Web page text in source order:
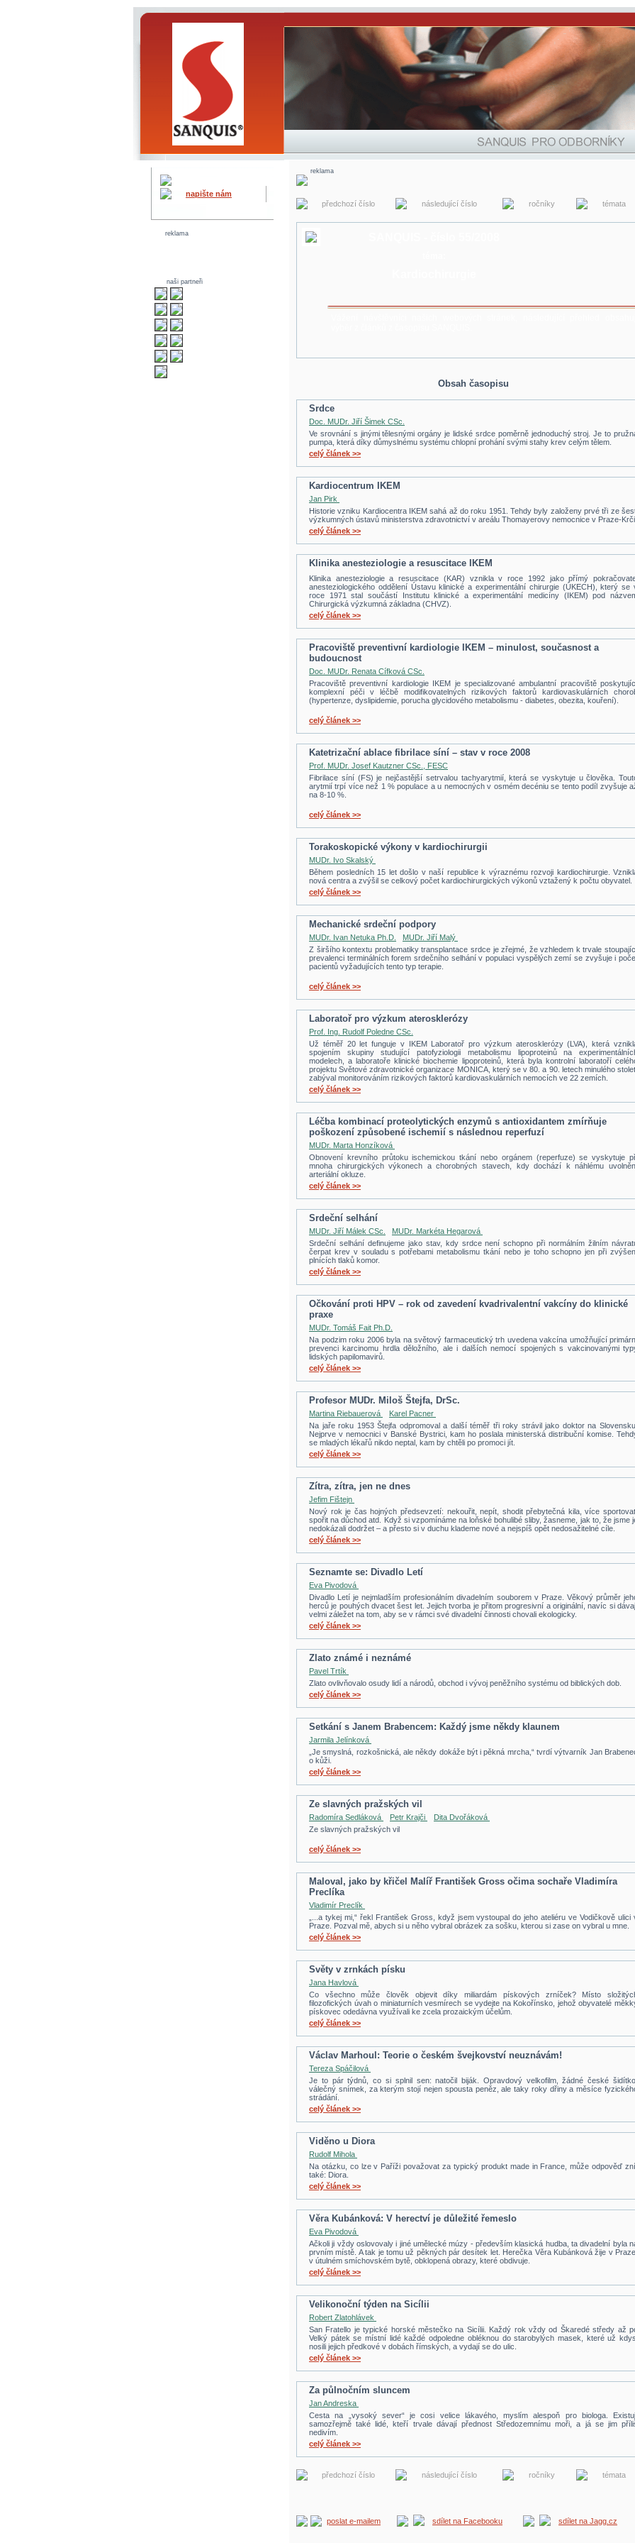
napište nám
reklama
naši partneři
reklama
předchozí číslo následující číslo ročníky témata
Obsah časopisu
Srdce
Doc. MUDr. Jiří Šimek CSc.
Ve srovnání s jinými tělesnými orgány je lidské srdce poměrně jednoduchý stroj. Je to
pumpa, která díky důmyslnému systému chlopní prohání svými stahy krev celým tělem.
celý článek >>
Kardiocentrum IKEM
Jan Pirk
Historie vzniku Kardiocentra IKEM sahá až do roku 1951. Tehdy byly založeny prvé tři ze
výzkumných ústavů ministerstva zdravotnictví v areálu Thomayerovy nemocnice v Praze-Krči.
celý článek >>
Klinika anesteziologie a resuscitace IKEM
Klinika anesteziologie a resuscitace (KAR) vznikla v roce 1992 jako přímý
anesteziologického oddělení Ústavu klinické a experimentální chirurgie (ÚKECH), který se
roce 1971 stal součástí Institutu klinické a experimentální medicíny (IKEM) pod
Chirurgická výzkumná základna (CHVZ).
celý článek >>
Pracoviště preventivní kardiologie IKEM – minulost, současnost a
budoucnost
Doc. MUDr. Renata Cífková CSc.
Pracoviště preventivní kardiologie IKEM je specializované ambulantní pracoviště
komplexní péči v léčbě modifikovatelných rizikových faktorů kardiovaskulárních
(hypertenze, dyslipidemie, porucha glycidového metabolismu - diabetes, obezita, kouření).
celý článek >>
Katetrizační ablace fibrilace síní – stav v roce 2008
Prof. MUDr. Josef Kautzner CSc., FESC
Fibrilace síní (FS) je nejčastější setrvalou tachyarytmií, která se vyskytuje u člověka.
arytmií trpí více než 1 % populace a u nemocných v osmém decéniu se tento podíl zvyšuje
na 8-10 %.
celý článek >>
Torakoskopické výkony v kardiochirurgii
MUDr. Ivo Skalský
Během posledních 15 let došlo v naší republice k výraznému rozvoji kardiochirurgie.
nová centra a zvýšil se celkový počet kardiochirurgických výkonů vztažený k počtu obyvatel.
celý článek >>
Mechanické srdeční podpory
MUDr. Ivan Netuka Ph.D.
MUDr. Jiří Malý
Z širšího kontextu problematiky transplantace srdce je zřejmé, že vzhledem k trvale
prevalenci terminálních forem srdečního selhání v populaci vyspělých zemí se zvyšuje i
pacientů vyžadujících tento typ terapie.
celý článek >>
Laboratoř pro výzkum aterosklerózy
Prof. Ing. Rudolf Poledne CSc.
Už téměř 20 let funguje v IKEM Laboratoř pro výzkum aterosklerózy (LVA), která
spojením skupiny studující patofyziologii metabolismu lipoproteinů na
modelech, a laboratoře klinické biochemie lipoproteinů, která byla kontrolní laboratoří
projektu Světové zdravotnické organizace MONICA, který se v 80. a 90. letech minulého
zabýval monitorováním rizikových faktorů kardiovaskulárních nemocích ve 22 zemích.
celý článek >>
Léčba kombinací proteolytických enzymů s antioxidantem zmírňuje
poškození způsobené ischemií s následnou reperfuzí
MUDr. Marta Honzíková
Obnovení krevního průtoku ischemickou tkání nebo orgánem (reperfuze) se vyskytuje
mnoha chirurgických výkonech a chorobných stavech, kdy dochází k náhlému
arteriální okluze.
celý článek >>
Srdeční selhání
MUDr. Jiří Málek CSc.
MUDr. Markéta Hegarová
Srdeční selhání definujeme jako stav, kdy srdce není schopno při normálním žilním
čerpat krev v souladu s potřebami metabolismu tkání nebo je toho schopno jen při
plnících tlaků komor.
celý článek >>
Očkování proti HPV – rok od zavedení kvadrivalentní vakcíny do klinické
praxe
MUDr. Tomáš Fait Ph.D.
Na podzim roku 2006 byla na světový farmaceutický trh uvedena vakcína umožňující
prevenci karcinomu hrdla děložního, ale i dalších nemocí spojených s vakcinovanými
lidských papilomavirů.
celý článek >>
Profesor MUDr. Miloš Štejfa, DrSc.
Martina Riebauerová
Karel Pacner
Na jaře roku 1953 Štejfa odpromoval a další téměř tři roky strávil jako doktor na Slovensku.
Nejprve v nemocnici v Banské Bystrici, kam ho poslala ministerská distribuční komise.
se mladých lékařů nikdo neptal, kam by chtěli po promoci jít.
celý článek >>
Zítra, zítra, jen ne dnes
Jefim Fištejn
Nový rok je čas hojných předsevzetí: nekouřit, nepít, shodit přebytečná kila, více sportovat,
spořit na důchod atd. Když si vzpomínáme na loňské bohulibé sliby, žasneme, jak to, že jsme
nedokázali dodržet – a přesto si v duchu klademe nové a nejspíš opět nedosažitelné cíle.
celý článek >>
Seznamte se: Divadlo Letí
Eva Pivodová
Divadlo Letí je nejmladším profesionálním divadelním souborem v Praze. Věkový průměr
herců je pouhých dvacet šest let. Jejich tvorba je přitom progresivní a originální, navíc si
velmi záležet na tom, aby se v rámci své divadelní činnosti chovali ekologicky.
celý článek >>
Zlato známé i neznámé
Pavel Trtík
Zlato ovlivňovalo osudy lidí a národů, obchod i vývoj peněžního systému od biblických dob.
celý článek >>
Setkání s Janem Brabencem: Každý jsme někdy klaunem
Jarmila Jelínková
„Je smyslná, rozkošnická, ale někdy dokáže být i pěkná mrcha,“ tvrdí výtvarník Jan
o kůži.
celý článek >>
Ze slavných pražských vil
Radomíra Sedláková Petr Krajči
Dita Dvořáková
Ze slavných pražských vil
celý článek >>
Maloval, jako by křičel Malíř František Gross očima sochaře Vladimíra
Preclíka
Vladimír Preclík
„...a tykej mi,“ řekl František Gross, když jsem vystoupal do jeho ateliéru ve Vodičkově ulici
Praze. Pozval mě, abych si u něho vybral obrázek za sošku, kterou si zase on vybral u mne.
celý článek >>
Světy v zrnkách písku
Jana Havlová
Co všechno může člověk objevit díky miliardám pískových zrníček? Místo
filozofických úvah o miniaturních vesmírech se vydejte na Kokořínsko, jehož obyvatelé
pískovec odedávna využívali ke zcela prozaickým účelům.
celý článek >>
Václav Marhoul: Teorie o českém švejkovství neuznávám!
Tereza Spáčilová
Je to pár týdnů, co si splnil sen: natočil biják. Opravdový velkofilm, žádné české šidítko,
válečný snímek, za kterým stojí nejen spousta peněz, ale taky roky dřiny a měsíce
strádání.
celý článek >>
Viděno u Diora
Rudolf Mihola
Na otázku, co lze v Paříži považovat za typický produkt made in France, může odpověď
také: Diora.
celý článek >>
Věra Kubánková: V herectví je důležité řemeslo
Eva Pivodová
Ačkoli ji vždy oslovovaly i jiné umělecké múzy - především klasická hudba, ta divadelní byla
prvním místě. A tak je tomu už pěkných pár desítek let. Herečka Věra Kubánková žije v Praze,
v útulném smíchovském bytě, obklopená obrazy, které obdivuje.
celý článek >>
Velikonoční týden na Sicílii
Robert Zlatohlávek
San Fratello je typické horské městečko na Sicílii. Každý rok vždy od Škaredé středy až
Velký pátek se místní lidé každé odpoledne obléknou do starobylých masek, které už
nosili jejich předkové v dobách římských, a vydají se do ulic.
celý článek >>
Za půlnočním sluncem
Jan Andreska
Cesta na „vysoký sever“ je cosi velice lákavého, myslím alespoň pro biologa.
samozřejmě také lidé, kteří trvale dávají přednost Středozemnímu moři, a já se jim
nedivím.
celý článek >>
předchozí číslo následující číslo ročníky témata
poslat e-mailem sdílet na Facebooku sdílet na Jagg.cz